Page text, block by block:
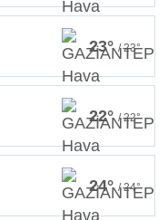
23° / 23°
22° / 22°
24° / 24°